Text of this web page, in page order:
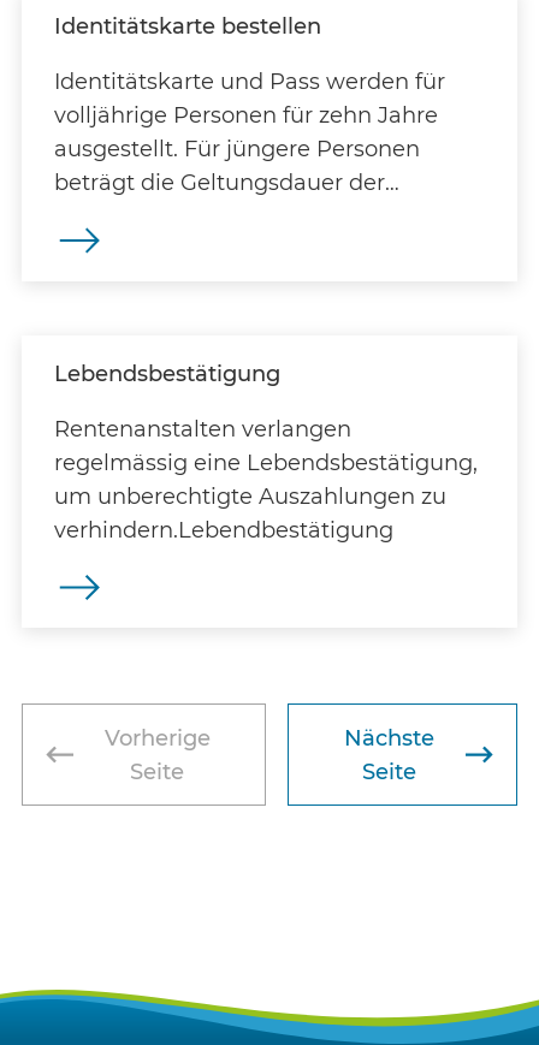
Identitätskarte bestellen
Identitätskarte und Pass werden für
volljährige Personen für zehn Jahre
ausgestellt. Für jüngere Personen
beträgt die Geltungsdauer der
Lebendsbestätigung
Rentenanstalten verlangen
regelmässig eine Lebendsbestätigung,
um unberechtigte Auszahlungen zu
verhindern.Lebendbestätigung
Vorherige
Seite
Nächste
Seite